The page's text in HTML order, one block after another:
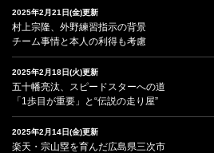
2025年2月21日(金)更新
村上宗隆、外野練習指示の背景
チーム事情と本人の利得も考慮
2025年2月18日(火)更新
五十幡亮汰、スピードスターへの道
「1歩目が重要」と“伝説の走り屋”
2025年2月14日(金)更新
楽天・宗山塁を育んだ広島県三次市